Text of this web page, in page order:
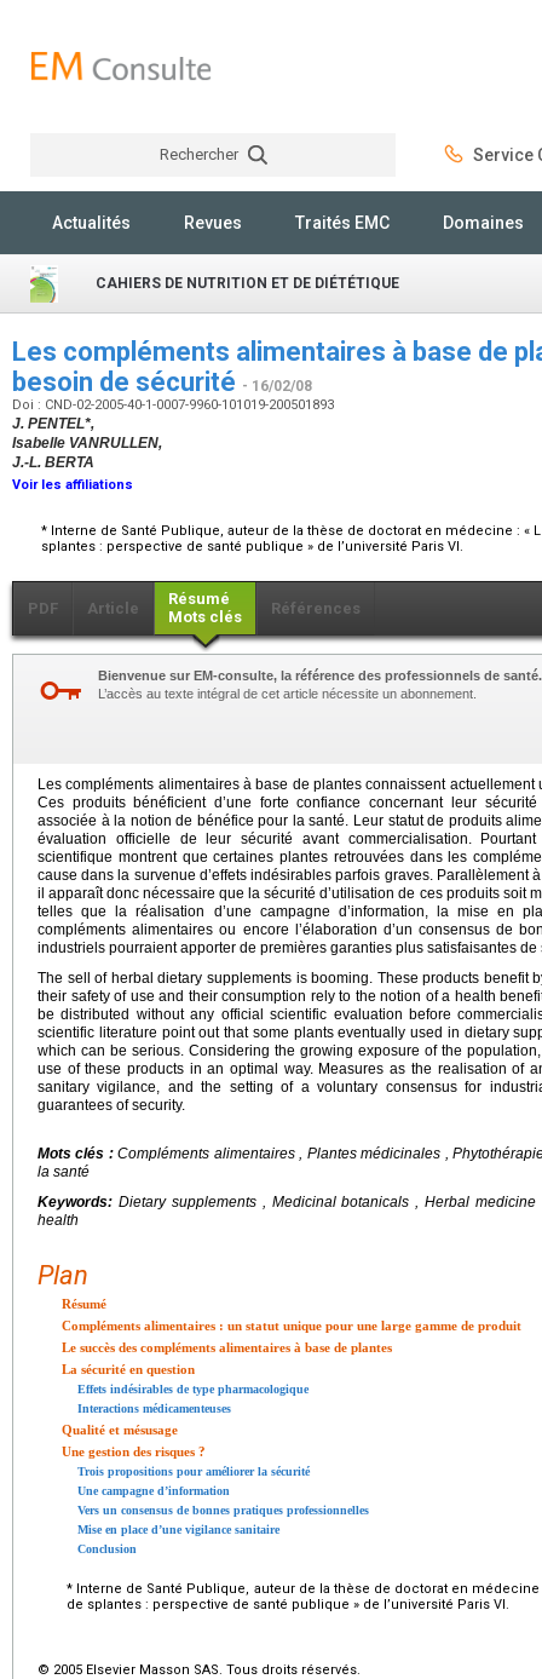
Rechercher Service
Actualités Revues Traités EMC Domaines
CAHIERS DE NUTRITION ET DE DIÉTÉTIQUE
Les compléments alimentaires à base de
besoin de sécurité - 16/02/08
Doi : CND-02-2005-40-1-0007-9960-101019-200501893
J. PENTEL*,
Isabelle VANRULLEN,
J.-L. BERTA
Voir les affiliations
* Interne de Santé Publique, auteur de la thèse de doctorat en médecine : «
splantes : perspective de santé publique » de l’université Paris VI.
PDF Article
Résumé
Mots clés
Références
Bienvenue sur EM-consulte, la référence des professionnels de santé.
L’accès au texte intégral de cet article nécessite un abonnement.
Les compléments alimentaires à base de plantes connaissent
Ces produits bénéficient d’une forte confiance concernant leur
associée à la notion de bénéfice pour la santé. Leur statut de produits
évaluation officielle de leur sécurité avant commercialisation.
scientifique montrent que certaines plantes retrouvées dans les
cause dans la survenue d’effets indésirables parfois graves. Parallèlement
il apparaît donc nécessaire que la sécurité d’utilisation de ces produits soit
telles que la réalisation d’une campagne d’information, la mise en
compléments alimentaires ou encore l’élaboration d’un consensus de
industriels pourraient apporter de premières garanties plus satisfaisantes de
The sell of herbal dietary supplements is booming. These products benefit
their safety of use and their consumption rely to the notion of a health
be distributed without any official scientific evaluation before
scientific literature point out that some plants eventually used in dietary
which can be serious. Considering the growing exposure of the
use of these products in an optimal way. Measures as the realisation of
sanitary vigilance, and the setting of a voluntary consensus for
guarantees of security.
Mots clés :Compléments alimentaires , Plantes médicinales ,
la santé
Keywords: Dietary supplements , Medicinal botanicals , Herbal
health
Plan
Résumé
Compléments alimentaires : un statut unique pour une large gamme de produit
Le succès des compléments alimentaires à base de plantes
La sécurité en question
Effets indésirables de type pharmacologique
Interactions médicamenteuses
Qualité et mésusage
Une gestion des risques ?
Trois propositions pour améliorer la sécurité
Une campagne d’information
Vers un consensus de bonnes pratiques professionnelles
Mise en place d’une vigilance sanitaire
Conclusion
* Interne de Santé Publique, auteur de la thèse de doctorat en
de splantes : perspective de santé publique » de l’université Paris VI.
© 2005 Elsevier Masson SAS. Tous droits réservés.